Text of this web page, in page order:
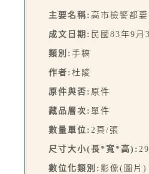
主要名稱: 高市檢警都
成文日期: 民國83年9月
類別: 手稿
作者: 杜陵
原件與否: 原件
藏品層次: 單件
數量單位: 2頁/張
尺寸大小(長*寬*高):
數位化類別: 影像(圖片)